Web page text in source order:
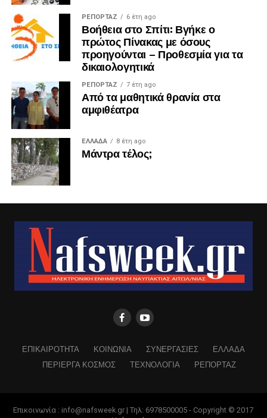
ΡΕΠΟΡΤΑΖ 6 έτη ago
Βοήθεια στο Σπίτι: Βγήκε ο
πρώτος Πίνακας με όσους
προηγούνται – Προθεσμία για τα
δικαιολογητικά
ΡΕΠΟΡΤΑΖ 7 έτη ago
Από τα μαθητικά θρανία στα
αμφιθέατρα
ΕΛΛΑΔΑ 8 έτη ago
Μάντρα τέλος;
ΕΠΙΚΑΙΡΟΤΗΤΑ ΚΟΙΝΩΝΙΑ ΣΥΝΕΡΓΑΣΙΕΣ
ΕΛΛΑΔΑ
ΠΕΡΙΕΡΓΑ ΚΟΣΜΟΣ
ΤΕΧΝΟΛΟΓΙΑ ΡΕΠΟΡΤΑΖ
Επικοινωνία : info@nafsweek.gr | Τηλ: 6978500005 - Copyright © 2017